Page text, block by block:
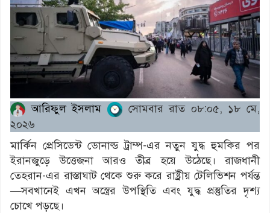
আরিফুল ইসলাম
সোমবার রাত ০৮:০৫, ১৮ মে,
২০২৬
মার্কিন প্রেসিডেন্ট ডোনাল্ড ট্রাম্প-এর নতুন যুদ্ধ হুমকির পর
ইরানজুড়ে উত্তেজনা আরও তীব্র হয়ে উঠেছে। রাজধানী
তেহরান-এর রাস্তাঘাট থেকে শুরু করে রাষ্ট্রীয় টেলিভিশন পর্যন্ত
—সবখানেই এখন অস্ত্রের উপস্থিতি এবং যুদ্ধ প্রস্তুতির দৃশ্য
চোখে পড়ছে।